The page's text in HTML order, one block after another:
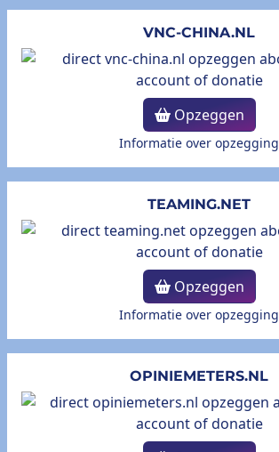
VNC-CHINA.NL
Opzeggen
Informatie over opzegging
TEAMING.NET
Opzeggen
Informatie over opzegging
OPINIEMETERS.NL